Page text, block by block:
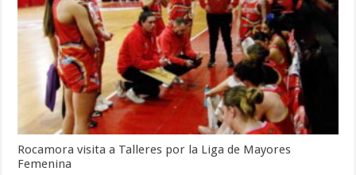
Rocamora visita a Talleres por la Liga de Mayores
Femenina